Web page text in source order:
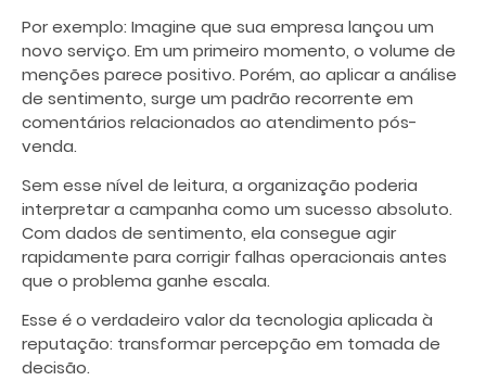
Por exemplo: Imagine que sua empresa lançou um
novo serviço. Em um primeiro momento, o volume de
menções parece positivo. Porém, ao aplicar a análise
de sentimento, surge um padrão recorrente em
comentários relacionados ao atendimento pós-
venda.
Sem esse nível de leitura, a organização poderia
interpretar a campanha como um sucesso absoluto.
Com dados de sentimento, ela consegue agir
rapidamente para corrigir falhas operacionais antes
que o problema ganhe escala.
Esse é o verdadeiro valor da tecnologia aplicada à
reputação: transformar percepção em tomada de
decisão.